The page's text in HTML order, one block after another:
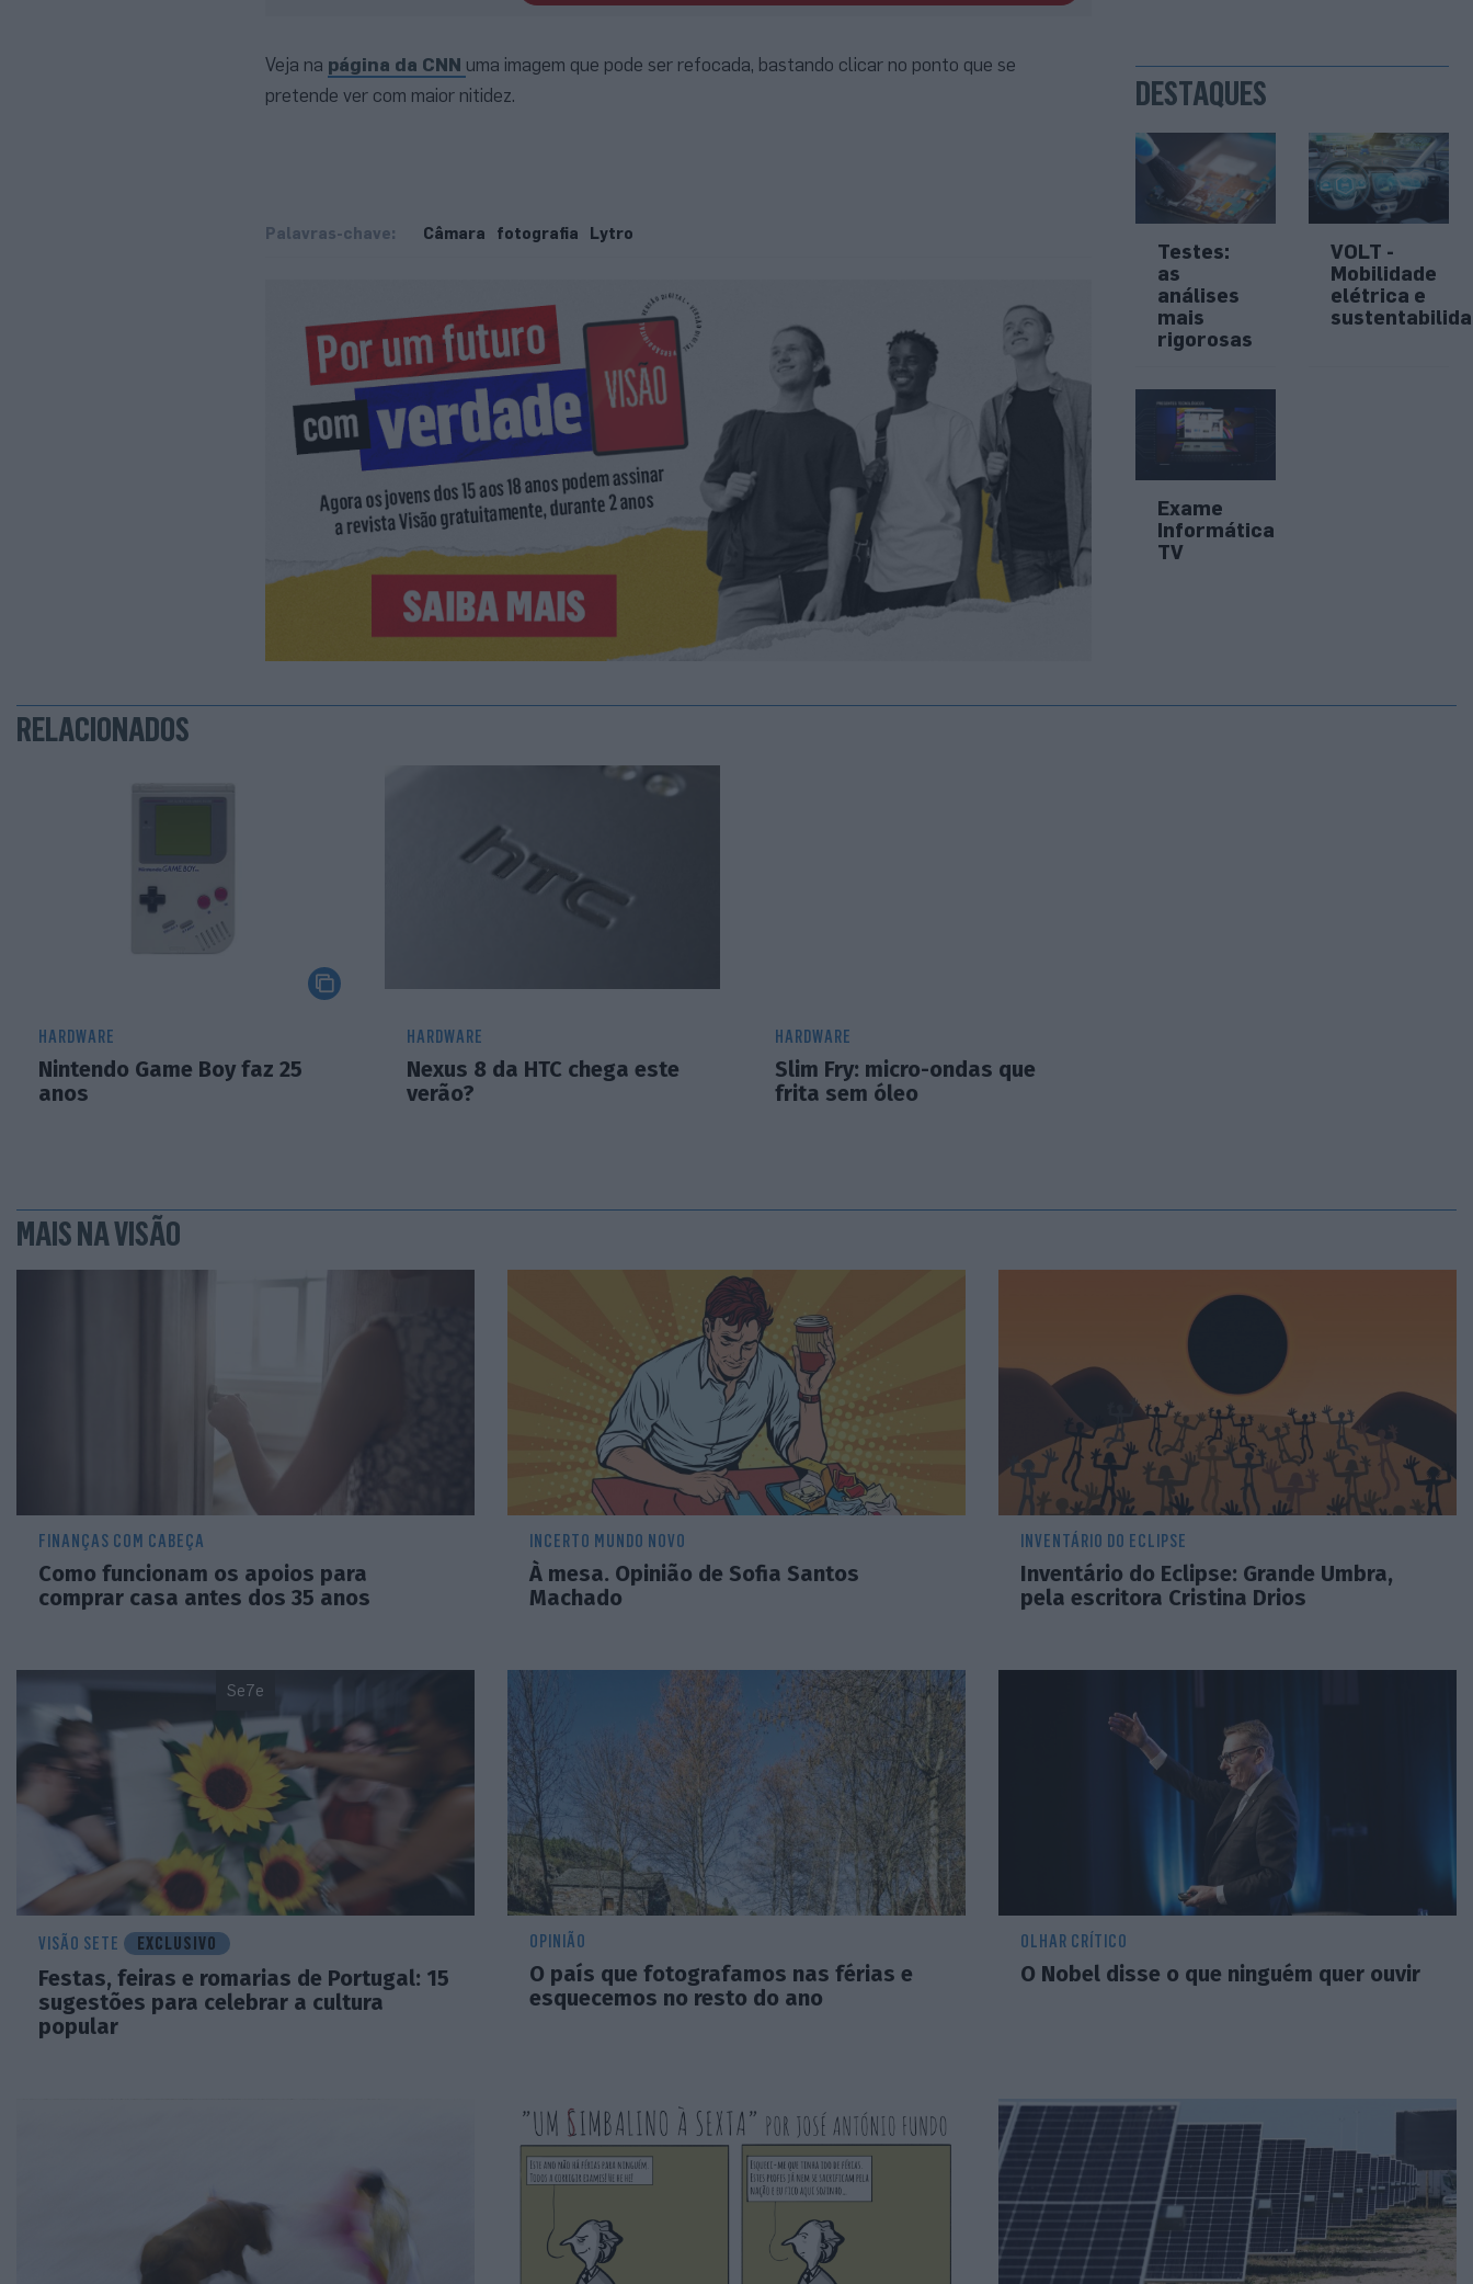
Veja na página da CNN uma imagem que pode ser refocada, bastando clicar no ponto que se
pretende ver com maior nitidez.
Palavras-chave: Câmara fotografia Lytro
DESTAQUES
Testes:
as
análises
mais
rigorosas
VOLT -
Mobilidade
elétrica e
Exame
Informática
TV
RELACIONADOS
HARDWARE
Nintendo Game Boy faz 25
anos
HARDWARE
Nexus 8 da HTC chega este
verão?
HARDWARE
Slim Fry: micro-ondas que
frita sem óleo
MAIS NA VISÃO
FINANÇAS COM CABEÇA
Como funcionam os apoios para
comprar casa antes dos 35 anos
INCERTO MUNDO NOVO
À mesa. Opinião de Sofia Santos
Machado
INVENTÁRIO DO ECLIPSE
Inventário do Eclipse: Grande Umbra,
pela escritora Cristina Drios
Se7e
VISÃO SETE EXCLUSIVO
Festas, feiras e romarias de Portugal: 15
sugestões para celebrar a cultura
popular
OPINIÃO
O país que fotografamos nas férias e
esquecemos no resto do ano
OLHAR CRÍTICO
O Nobel disse o que ninguém quer ouvir